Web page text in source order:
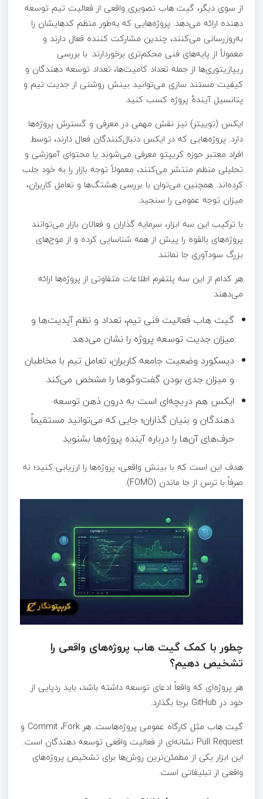
از سوی دیگر، گیت هاب تصویری واقعی از فعالیت تیم توسعه
دهنده ارائه می‌دهد. پروژه‌هایی که به‌طور منظم کدهایشان را
به‌روزرسانی می‌کنند، چندین مشارکت‌ کننده فعال دارند و
معمولاً از پایه‌های فنی محکم‌تری برخوردارند. با بررسی
ریپازیتوری‌ها از جمله تعداد کامیت‌ها، تعداد توسعه‌ دهندگان و
کیفیت مستند سازی می‌توانید بینش روشنی از جدیت تیم و
پتانسیل آیندهٔ پروژه کسب کنید.
ایکس (توییتر) نیز نقش مهمی در معرفی و گسترش پروژه‌ها
دارد. پروژه‌هایی که در ایکس دنبال‌کنندگان فعال دارند، توسط
افراد معتبر حوزه کریپتو معرفی می‌شوند یا محتوای آموزشی و
تحلیلی منظم منتشر می‌کنند، معمولاً توجه بازار را به خود جلب
کرده‌اند. همچنین می‌توان با بررسی هشتگ‌ها و تعامل کاربران،
میزان توجه عمومی را سنجید.
با ترکیب این سه ابزار، سرمایه‌ گذاران و فعالان بازار می‌توانند
پروژه‌های بالقوه را پیش از همه شناسایی کرده و از موج‌های
بزرگ سودآوری جا نمانند.
هر کدام از این سه پلتفرم اطلاعات متفاوتی از پروژه‌ها ارائه
می‌دهند:
گیت هاب فعالیت فنی تیم، تعداد و نظم آپدیت‌ها و
میزان جدیت توسعه پروژه را نشان می‌دهد.
دیسکورد وضعیت جامعه کاربران، تعامل تیم با مخاطبان
و میزان جدی بودن گفت‌وگوها را مشخص می‌کند.
ایکس هم دریچه‌ای است به درون ذهن توسعه‌
دهندگان و بنیان‌ گذاران؛ جایی که می‌توانید مستقیماً
حرف‌های آن‌ها را درباره آینده پروژه‌ها بشنوید.
هدف این است که با بینش واقعی، پروژه‌ها را ارزیابی کنید؛ نه
صرفاً با ترس از جا ماندن (FOMO).
چطور با کمک گیت هاب پروژه‌های واقعی را
تشخیص دهیم؟
هر پروژه‌ای که واقعاً ادعای توسعه داشته باشد، باید ردپایی از
خود در GitHub برجا بگذارد.
گیت هاب مثل کارگاه عمومی پروژه‌هاست. هر Commit ،Fork و
Pull Request نشانه‌ای از فعالیت واقعی توسعه دهندگان است.
این ابزار یکی از مطمئن‌ترین روش‌ها برای تشخیص پروژه‌های
واقعی از تبلیغاتی است.